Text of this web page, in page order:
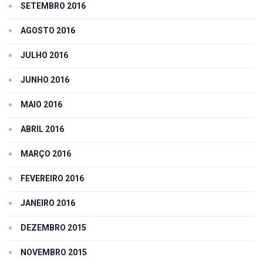
SETEMBRO 2016
AGOSTO 2016
JULHO 2016
JUNHO 2016
MAIO 2016
ABRIL 2016
MARÇO 2016
FEVEREIRO 2016
JANEIRO 2016
DEZEMBRO 2015
NOVEMBRO 2015